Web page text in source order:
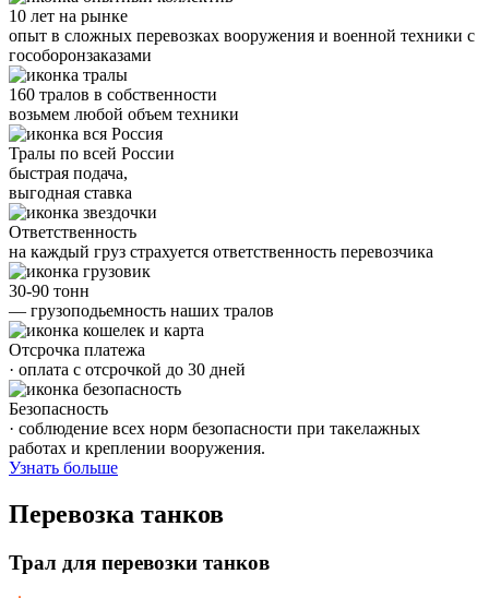
10 лет на рынке
опыт в сложных перевозках вооружения и военной техники с
гособоронзаказами
160 тралов в собственности
возьмем любой объем техники
Тралы по всей России
быстрая подача,
выгодная ставка
Ответственность
на каждый груз страхуется ответственность перевозчика
30-90 тонн
— грузоподьемность наших тралов
Отсрочка платежа
· оплата с отсрочкой до 30 дней
Безопасность
· соблюдение всех норм безопасности при такелажных
работах и креплении вооружения.
Узнать больше
Перевозка танков
Трал для перевозки танков